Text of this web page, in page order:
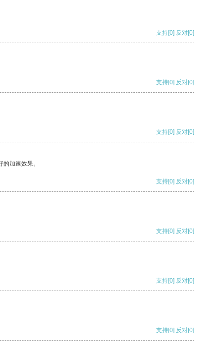
支持[0] 反对[0]
支持[0] 反对[0]
支持[0] 反对[0]
加速效果。
支持[0] 反对[0]
支持[0] 反对[0]
支持[0] 反对[0]
支持[0] 反对[0]